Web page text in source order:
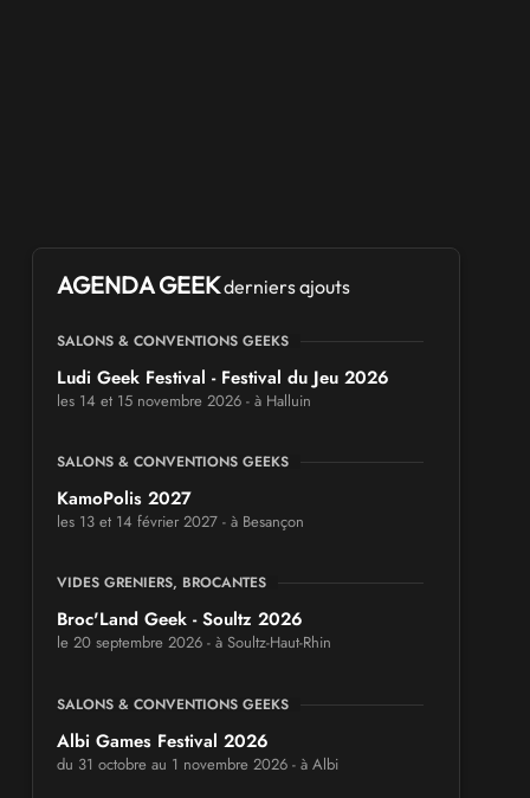
AGENDA GEEKderniers ajouts
SALONS & CONVENTIONS GEEKS
Ludi Geek Festival - Festival du Jeu 2026
les 14 et 15 novembre 2026 - à Halluin
SALONS & CONVENTIONS GEEKS
KamoPolis 2027
les 13 et 14 février 2027 - à Besançon
VIDES GRENIERS, BROCANTES
Broc'Land Geek - Soultz 2026
le 20 septembre 2026 - à Soultz-Haut-Rhin
SALONS & CONVENTIONS GEEKS
Albi Games Festival 2026
du 31 octobre au 1 novembre 2026 - à Albi